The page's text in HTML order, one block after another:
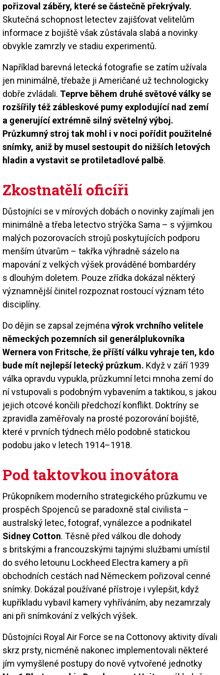
pořizoval záběry, které se částečně překrývaly.
Skutečná schopnost letectev zajišťovat velitelům
informace z bojiště však zůstávala slabá a novinky
obvykle zamrzly ve stadiu experimentů.
Například barevná letecká fotografie se zatím užívala
jen minimálně, třebaže ji Američané už technologicky
dobře zvládali. Teprve během druhé světové války se
rozšířily též zábleskové pumy explodující nad zemí
a generující extrémně silný světelný výboj.
Průzkumný stroj tak mohl i v noci pořídit použitelné
snímky, aniž by musel sestoupit do nižších letových
hladin a vystavit se protiletadlové palbě.
Zkostnatělí oficíři
Důstojníci se v mírových dobách o novinky zajímali jen
minimálně a třeba letectvo strýčka Sama – s výjimkou
malých pozorovacích strojů poskytujících podporu
menším útvarům – takřka výhradně sázelo na
mapování z velkých výšek prováděné bombardéry
s dlouhým doletem. Pouze zřídka dokázal některý
významnější činitel rozpoznat rostoucí význam této
disciplíny.
Do dějin se zapsal zejména výrok vrchního velitele
německých pozemních sil generálplukovníka
Wernera von Fritsche,že příští válku vyhraje ten, kdo
bude mít nejlepší letecký průzkum. Když v září 1939
válka opravdu vypukla, průzkumní letci mnoha zemí do
ní vstupovali s podobným vybavením a taktikou, s jakou
jejich otcové končili předchozí konflikt. Doktríny se
zpravidla zaměřovaly na prosté pozorování bojiště,
které v prvních týdnech mělo podobně statickou
podobu jako v letech 1914–1918.
Pod taktovkou inovátora
Průkopníkem moderního strategického průzkumu ve
prospěch Spojenců se paradoxně stal civilista –
australský letec, fotograf, vynálezce a podnikatel
Sidney Cotton. Těsně před válkou dle dohody
s britskými a francouzskými tajnými službami umístil
do svého letounu Lockheed Electra kamery a při
obchodních cestách nad Německem pořizoval cenné
snímky. Dokázal používané přístroje i vylepšit, když
kupříkladu vybavil kamery vyhříváním, aby nezamrzaly
ani při snímkování z velkých výšek.
Důstojníci Royal Air Force se na Cottonovy aktivity dívali
skrz prsty, nicméně nakonec implementovali některé
jím vymyšlené postupy do nově vytvořené jednotky